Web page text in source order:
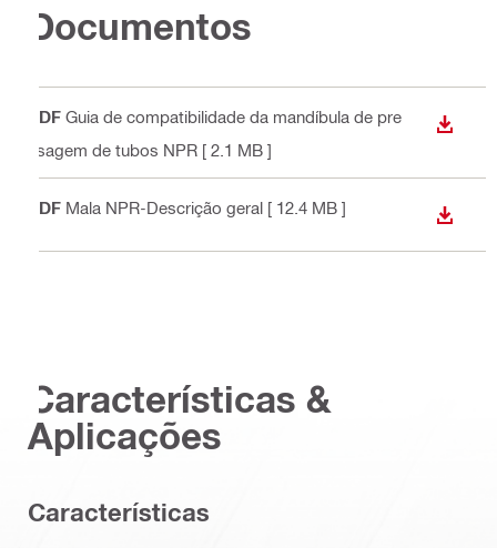
Documentos
PDF Guia de compatibilidade da mandíbula de pre
nsagem de tubos NPR [ 2.1 MB ]
PDF Mala NPR-Descrição geral [ 12.4 MB ]
Características &
Aplicações
Características